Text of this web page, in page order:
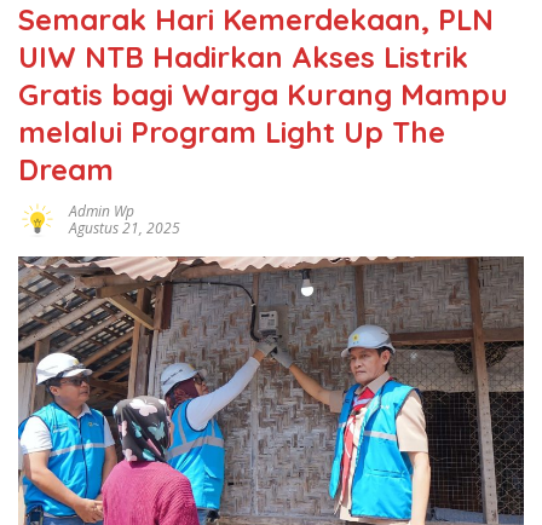
Semarak Hari Kemerdekaan, PLN
UIW NTB Hadirkan Akses Listrik
Gratis bagi Warga Kurang Mampu
melalui Program Light Up The
Dream
Admin Wp
Agustus 21, 2025